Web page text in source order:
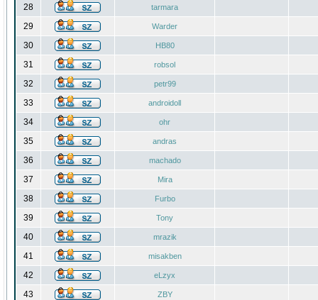
28 tarmara
29 Warder
30 HB80
31 robsol
32 petr99
33 androidoll
34 ohr
35 andras
36 machado
37 Mira
38 Furbo
39 Tony
40 mrazik
41 misakben
42 eLzyx
43 ZBY